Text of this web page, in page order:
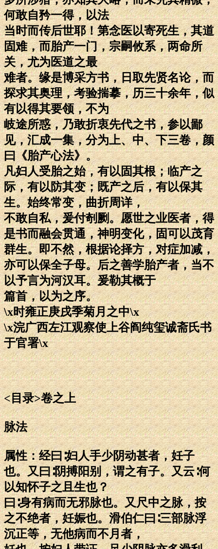
何敢自矜一得，以法
当时而传后世耶！第念医以寄死生，其道
固难，而胎产一门，宗嗣攸系，两命所
关，尤为医道之最
难者。缘是博采方书，日取先贤名论，而
探求其奥理，考验揣摹，历三十余年，似
有以得其要领，不为
岐途所惑，乃敢折衷先代之书，参以鄙
见，汇成一集，分为上、中、下三卷，颜
曰《胎产心法》。
凡妇人受胎之始，有以固其根；临产之
际，有以防其变；既产之后，有以保其
生。始终常变，曲折周详，
不敢自私，爰付剞劂。愿世之业医者，得
是书而融会贯通，神明变化，固可以茂育
群生。即不然，根据论择方，对症加减，
亦可以保全子母。后之善学胎产者，当不
以予言为河汉耳。爰勒其概于
篇首，以为之序。
\x时雍正庚戌季菊月之中\x
\x浣广西左江观察使上谷阎纯玺诚斋氏书
于官署\x
<目录>卷之上
脉法
属性：经曰∶妇人手少阴动甚者，妊子
也。又曰∶阴搏阳别，谓之有子。又云∶何
以知怀子之且生也？
曰∶身有病而无邪脉也。又尺中之脉，按
之不绝者，妊娠也。滑伯仁曰∶三部脉浮
沉正等，无他病而不月者，